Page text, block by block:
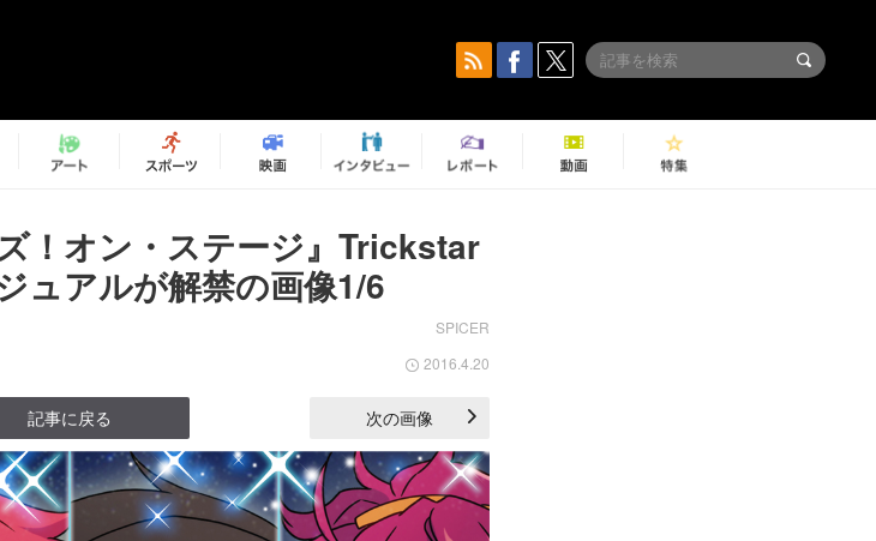
！オン・ステージ』Trickstar
ュアルが解禁の画像1/6
SPICER
2016.4.20
記事に戻る 次の画像